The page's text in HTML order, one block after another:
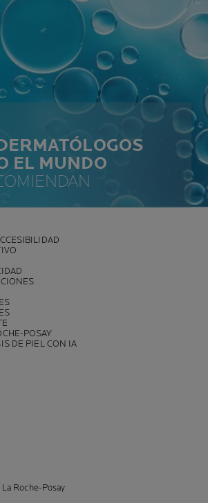
EL MUNDO
POSAY
DE PIEL CON IA
Roche-Posay